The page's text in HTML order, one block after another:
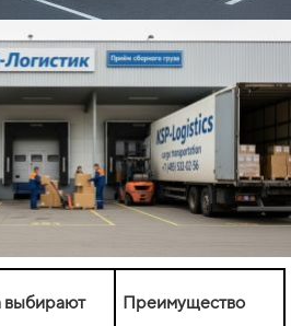
выбирают Преимущество